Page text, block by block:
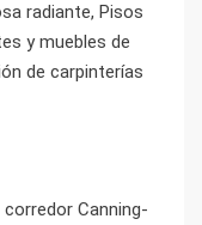
radiante, Pisos
y muebles de
de carpinterías
Canning-